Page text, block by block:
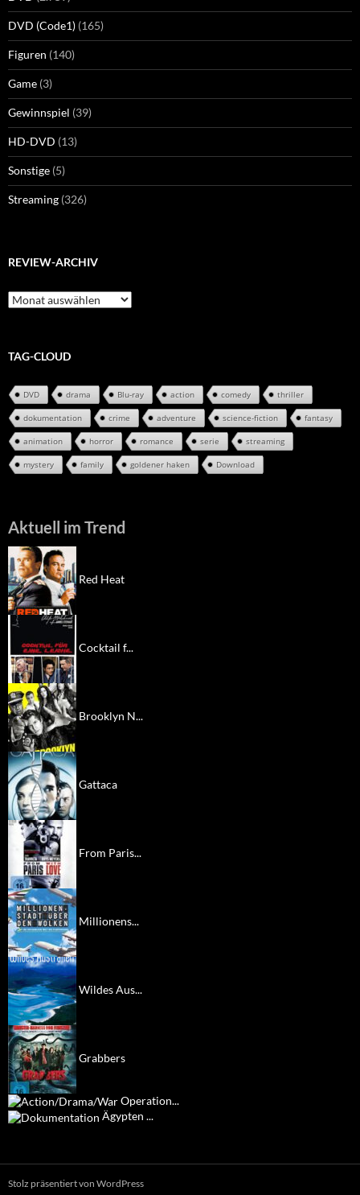
DVD (Code1) (165)
Figuren (140)
Game (3)
Gewinnspiel (39)
HD-DVD (13)
Sonstige (5)
Streaming (326)
REVIEW-ARCHIV
Review-
Archiv
TAG-CLOUD
DVD drama Blu-ray action comedy thriller
dokumentation crime adventure science-fiction fantasy
animation horror romance serie streaming
mystery family goldener haken Download
Aktuell im Trend
Red Heat
Cocktail f...
Brooklyn N...
Gattaca
From Paris...
Millionens...
Wildes Aus...
Grabbers
Operation...
Ägypten ...
Stolz präsentiert von WordPress